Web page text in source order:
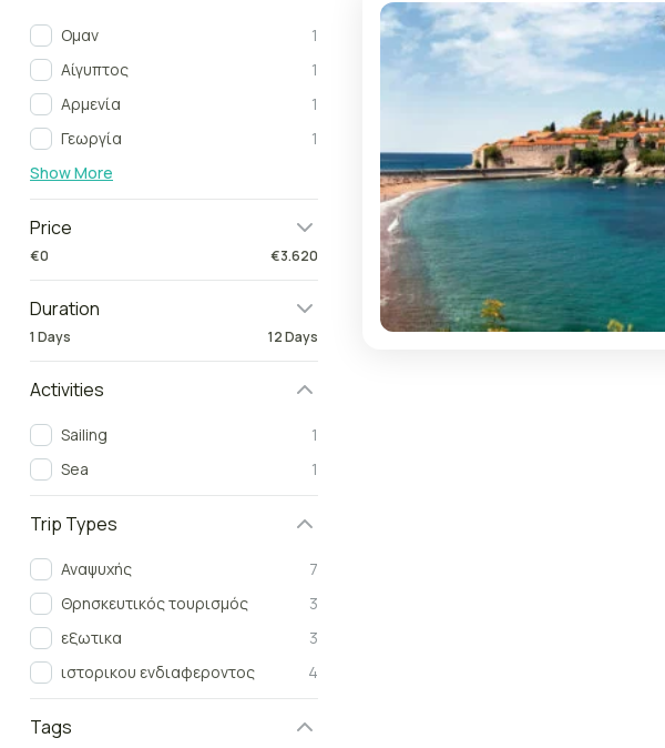
Oμαν
1
Αίγυπτος
1
Αρμενία
1
Γεωργία
1
Show More
Price
€0 €3.620
Duration
1 Days 12 Days
Activities
Sailing
1
Sea
1
Trip Types
Αναψυχής
7
Θρησκευτικός τουρισμός
3
εξωτικα
3
ιστορικου ενδιαφεροντος
4
Tags